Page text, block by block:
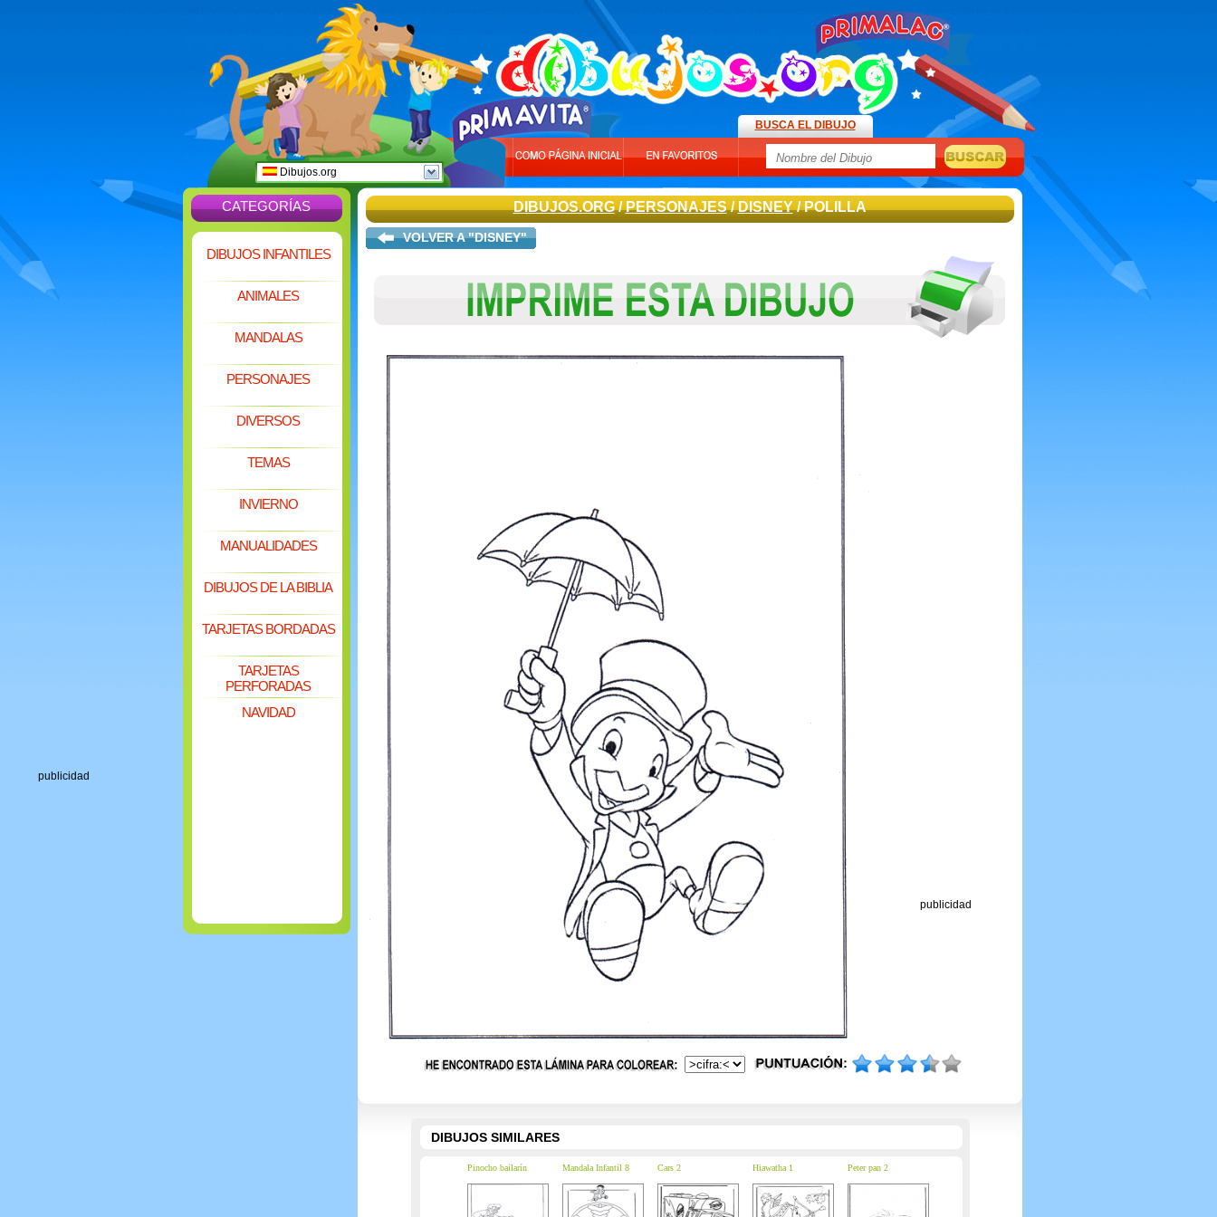
publicidad
Dibujos.org
BUSCA EL DIBUJO
CATEGORÍAS
DIBUJOS INFANTILES
ANIMALES
MANDALAS
PERSONAJES
DIVERSOS
TEMAS
INVIERNO
MANUALIDADES
DIBUJOS DE LA BIBLIA
TARJETAS BORDADAS
TARJETAS
PERFORADAS
NAVIDAD
DIBUJOS.ORG/PERSONAJES/DISNEY/ POLILLA
VOLVER A "DISNEY"
publicidad
DIBUJOS SIMILARES
Pinocho bailarín Mandala Infantil 8 Cars 2 Hiawatha 1 Peter pan 2